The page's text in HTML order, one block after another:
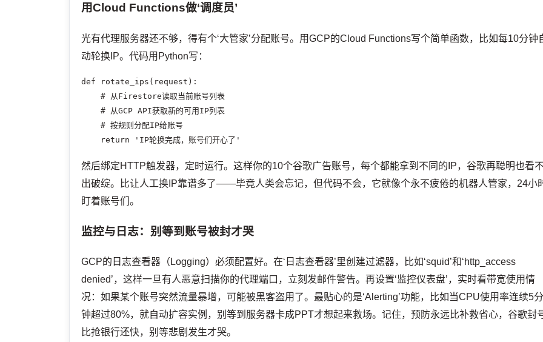
用Cloud Functions做‘调度员’
光有代理服务器还不够，得有个‘大管家’分配账号。用GCP的Cloud Functions写个简单函数，比如每10分钟
动轮换IP。代码用Python写：
def rotate_ips(request):
    # 从Firestore读取当前账号列表
    # 从GCP API获取新的可用IP列表
    # 按规则分配IP给账号
    return 'IP轮换完成，账号们开心了'
然后绑定HTTP触发器，定时运行。这样你的10个谷歌广告账号，每个都能拿到不同的IP，谷歌再聪明也看
出破绽。比让人工换IP靠谱多了——毕竟人类会忘记，但代码不会，它就像个永不疲倦的机器人管家，24小
盯着账号们。
监控与日志：别等到账号被封才哭
GCP的日志查看器（Logging）必须配置好。在‘日志查看器’里创建过滤器，比如‘squid’和‘http_access
denied’，这样一旦有人恶意扫描你的代理端口，立刻发邮件警告。再设置‘监控仪表盘’，实时看带宽使用情
况：如果某个账号突然流量暴增，可能被黑客盗用了。最贴心的是‘Alerting’功能，比如当CPU使用率连续5分
钟超过80%，就自动扩容实例，别等到服务器卡成PPT才想起来救场。记住，预防永远比补救省心，谷歌封
比抢银行还快，别等悲剧发生才哭。